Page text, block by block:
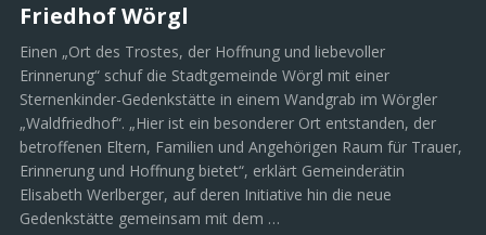
Friedhof Wörgl
Einen „Ort des Trostes, der Hoffnung und liebevoller
Erinnerung“ schuf die Stadtgemeinde Wörgl mit einer
Sternenkinder-Gedenkstätte in einem Wandgrab im Wörgler
„Waldfriedhof“. „Hier ist ein besonderer Ort entstanden, der
betroffenen Eltern, Familien und Angehörigen Raum für Trauer,
Erinnerung und Hoffnung bietet“, erklärt Gemeinderätin
Elisabeth Werlberger, auf deren Initiative hin die neue
Gedenkstätte gemeinsam mit dem …